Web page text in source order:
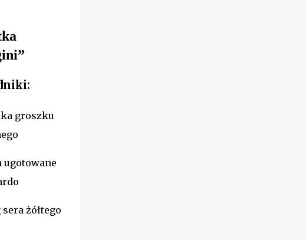
groszku
ugotowane
sera żółtego